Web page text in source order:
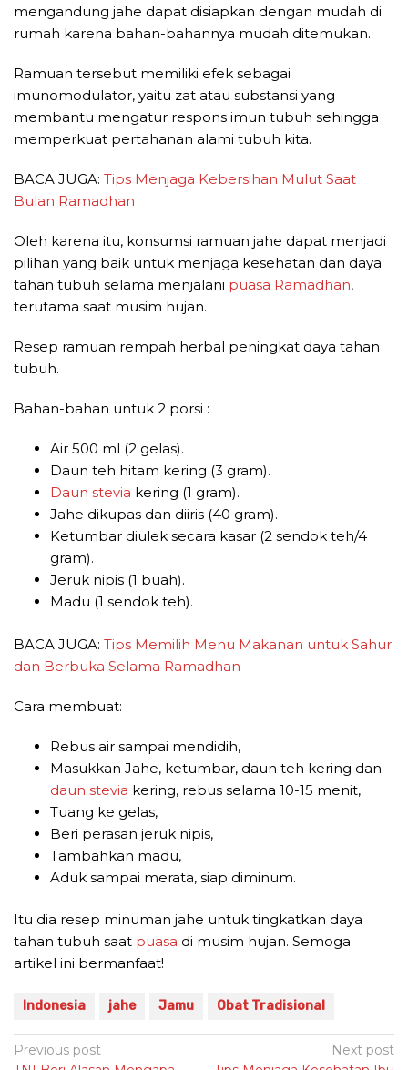
mengandung jahe dapat disiapkan dengan mudah di
rumah karena bahan-bahannya mudah ditemukan.
Ramuan tersebut memiliki efek sebagai
imunomodulator, yaitu zat atau substansi yang
membantu mengatur respons imun tubuh sehingga
memperkuat pertahanan alami tubuh kita.
BACA JUGA: Tips Menjaga Kebersihan Mulut Saat
Bulan Ramadhan
Oleh karena itu, konsumsi ramuan jahe dapat menjadi
pilihan yang baik untuk menjaga kesehatan dan daya
tahan tubuh selama menjalani puasa Ramadhan,
terutama saat musim hujan.
Resep ramuan rempah herbal peningkat daya tahan
tubuh.
Bahan-bahan untuk 2 porsi :
Air 500 ml (2 gelas).
Daun teh hitam kering (3 gram).
Daun stevia kering (1 gram).
Jahe dikupas dan diiris (40 gram).
Ketumbar diulek secara kasar (2 sendok teh/4
gram).
Jeruk nipis (1 buah).
Madu (1 sendok teh).
BACA JUGA: Tips Memilih Menu Makanan untuk Sahur
dan Berbuka Selama Ramadhan
Cara membuat:
Rebus air sampai mendidih,
Masukkan Jahe, ketumbar, daun teh kering dan
daun stevia kering, rebus selama 10-15 menit,
Tuang ke gelas,
Beri perasan jeruk nipis,
Tambahkan madu,
Aduk sampai merata, siap diminum.
Itu dia resep minuman jahe untuk tingkatkan daya
tahan tubuh saat puasa di musim hujan. Semoga
artikel ini bermanfaat!
Indonesia jahe Jamu Obat Tradisional
Post
Previous post
Next post